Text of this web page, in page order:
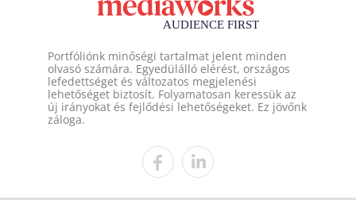
Portfóliónk minőségi tartalmat jelent minden
olvasó számára. Egyedülálló elérést, országos
lefedettséget és változatos megjelenési
lehetőséget biztosít. Folyamatosan keressük az
új irányokat és fejlődési lehetőségeket. Ez jövőnk
záloga.